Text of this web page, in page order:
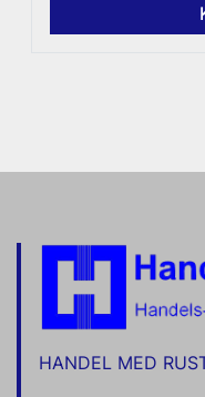
HANDEL MED